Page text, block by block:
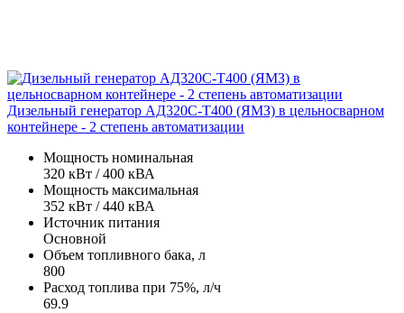
Дизельный генератор АД320С-Т400 (ЯМЗ) в цельносварном
контейнере - 2 степень автоматизации
Мощность номинальная
320 кВт / 400 кВА
Мощность максимальная
352 кВт / 440 кВА
Источник питания
Основной
Объем топливного бака, л
800
Расход топлива при 75%, л/ч
69.9